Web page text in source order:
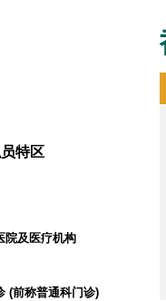
特区
院及医疗机构
(前称普通科门诊)